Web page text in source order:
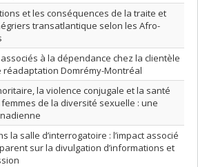
et les conséquences de la traite et
transatlantique selon les Afro-
à la dépendance chez la clientèle
réadaptation Domrémy-Montréal
la violence conjugale et la santé
de la diversité sexuelle : une
la salle d’interrogatoire : l’impact associé
sur la divulgation d’informations et